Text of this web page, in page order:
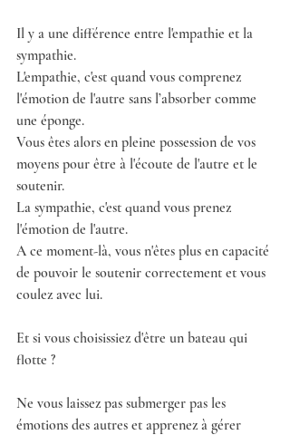
Il y a une différence entre l'empathie et la
sympathie.
L'empathie, c'est quand vous comprenez
l'émotion de l'autre sans l’absorber comme
une éponge.
Vous êtes alors en pleine possession de vos
moyens pour être à l'écoute de l'autre et le
soutenir.
La sympathie, c'est quand vous prenez
l'émotion de l'autre.
A ce moment-là, vous n'êtes plus en capacité
de pouvoir le soutenir correctement et vous
coulez avec lui.
Et si vous choisissiez d'être un bateau qui
flotte ?
Ne vous laissez pas submerger pas les
émotions des autres et apprenez à gérer